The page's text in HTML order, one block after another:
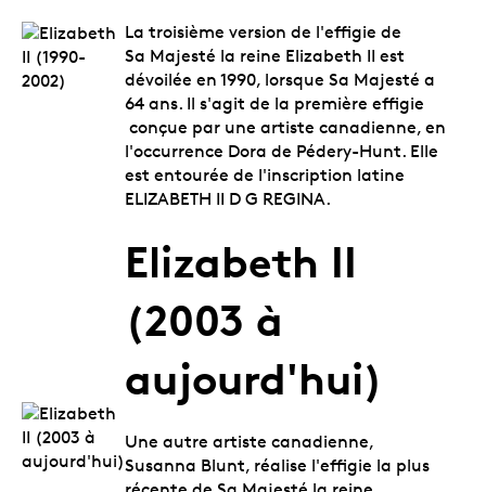
La troisième version de l'effigie de
Sa Majesté la reine Elizabeth II est
dévoilée en 1990, lorsque Sa Majesté a
64 ans. Il s'agit de la première effigie
conçue par une artiste canadienne, en
l'occurrence Dora de Pédery-Hunt. Elle
est entourée de l'inscription latine
ELIZABETH II D G REGINA.
Elizabeth II
(2003 à
aujourd'hui)
Une autre artiste canadienne,
Susanna Blunt, réalise l'effigie la plus